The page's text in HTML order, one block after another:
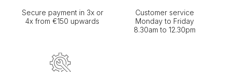
Secure payment in 3x or
4x from €150 upwards
Customer service
Monday to Friday
8.30am to 12.30pm